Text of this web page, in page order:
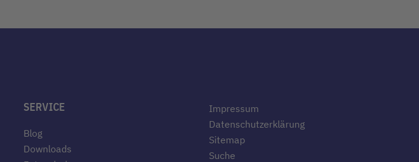
SERVICE
Blog
Downloads
Impressum
Datenschutzerklärung
Sitemap
Suche